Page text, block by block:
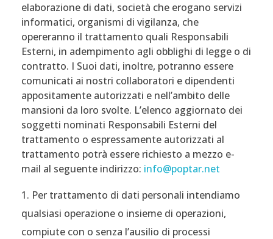
elaborazione di dati, società che erogano servizi
informatici, organismi di vigilanza, che
opereranno il trattamento quali Responsabili
Esterni, in adempimento agli obblighi di legge o di
contratto. I Suoi dati, inoltre, potranno essere
comunicati ai nostri collaboratori e dipendenti
appositamente autorizzati e nell’ambito delle
mansioni da loro svolte. L’elenco aggiornato dei
soggetti nominati Responsabili Esterni del
trattamento o espressamente autorizzati al
trattamento potrà essere richiesto a mezzo e-
mail al seguente indirizzo: info@poptar.net
Per trattamento di dati personali intendiamo
qualsiasi operazione o insieme di operazioni,
compiute con o senza l’ausilio di processi